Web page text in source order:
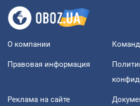
О компании
Правовая информация
Реклама на сайте